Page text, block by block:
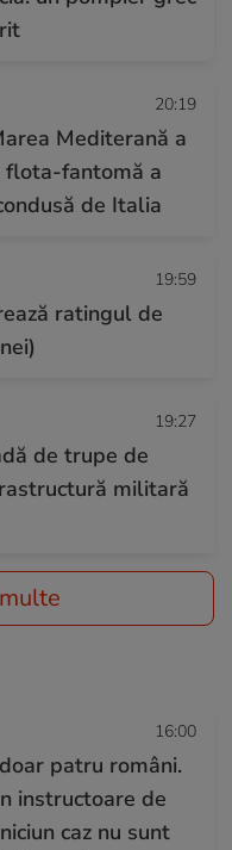
20:19
Mediterană a
fantomă a
de Italia
19:59
ratingul de
19:27
de trupe de
militară
16:00
patru români.
instructoare de
caz nu sunt